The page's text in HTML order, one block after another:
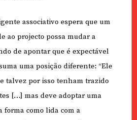
associativo espera que um
ao projecto possa mudar a
de apontar que é expectável
uma posição diferente: “Ele
talvez por isso tenham trazido
[…] mas deve adoptar uma
como lida com a